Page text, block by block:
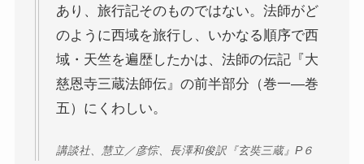
ドイツの大詩人ゲーテを味わう
哲学者ショーペンハウアーに学ぶ
カフカの街プラハとチェコ文学
ローマ帝国の興亡とバチカン、ローマカトリック
あり、旅行記そのものではない。法師がど
のように西域を旅行し、いかなる順序で西
域・天竺を遍歴したかは、法師の伝記『大
慈恩寺三蔵法師伝』の前半部分（巻一―巻
五）にくわしい。
講談社、慧立／彦悰、長澤和俊訳『玄奘三蔵』P６